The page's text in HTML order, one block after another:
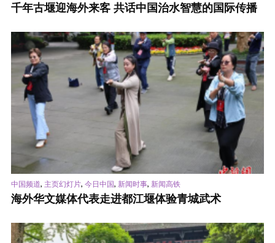
千年古堰迎海外来客 共话中国治水智慧的国际传播
中国频道, 主页幻灯片, 今日中国, 新闻时事, 新闻高铁
海外华文媒体代表走进都江堰体验青城武术